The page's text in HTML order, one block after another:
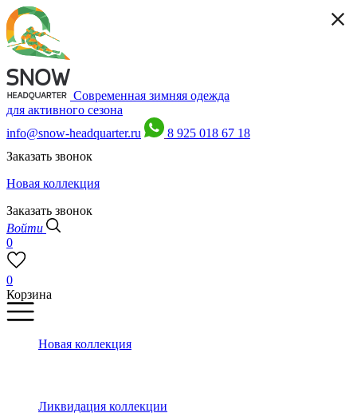
Современная зимняя одежда
для активного сезона
info@snow-headquarter.ru
8 925 018 67 18
Заказать звонок
Новая коллекция
Заказать звонок
Войти
0
0
Корзина
Новая коллекция
Ликвидация коллекции